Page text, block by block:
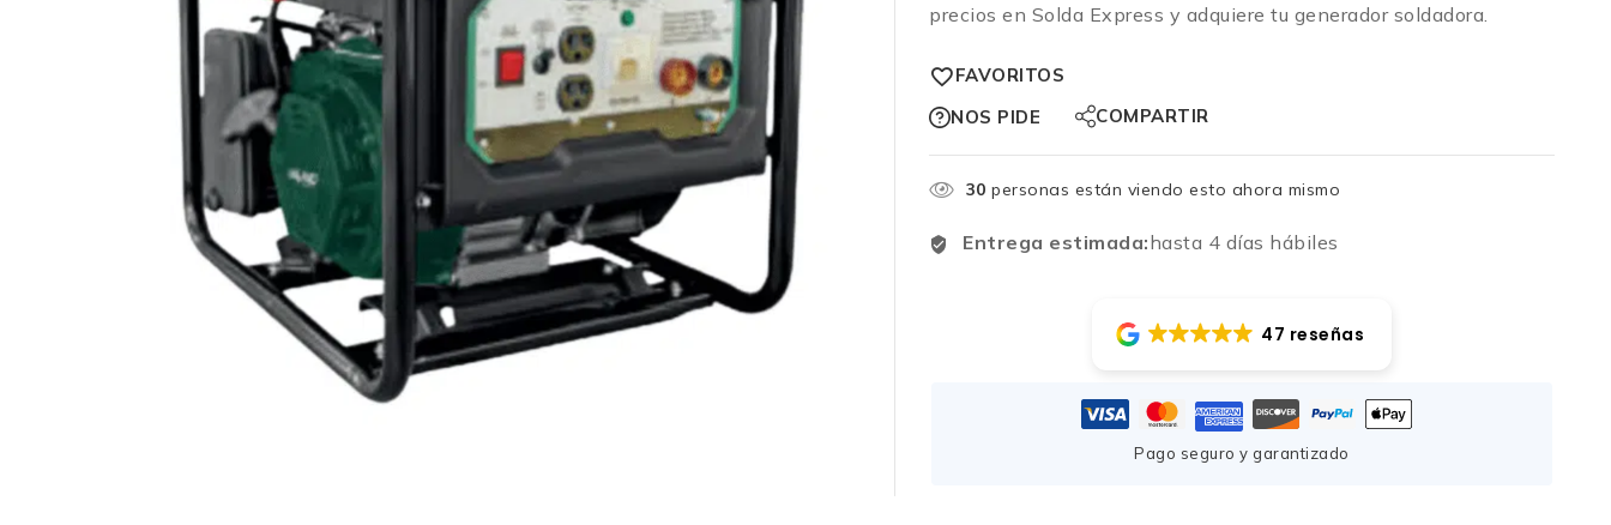
precios en Solda Express y adquiere tu generador soldadora.
FAVORITOS
NOS PIDE
COMPARTIR
30 personas están viendo esto ahora mismo
Entrega estimada:hasta 4 días hábiles
47 reseñas
Pago seguro y garantizado